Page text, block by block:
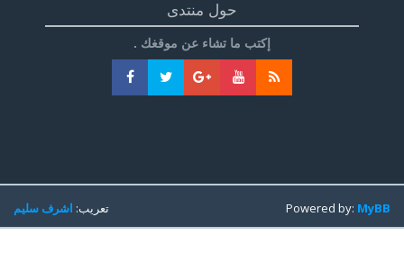
حول منتدى
إكتب ما تشاء عن موقغك .
تعريب:اشرف سليم Powered by:MyBB